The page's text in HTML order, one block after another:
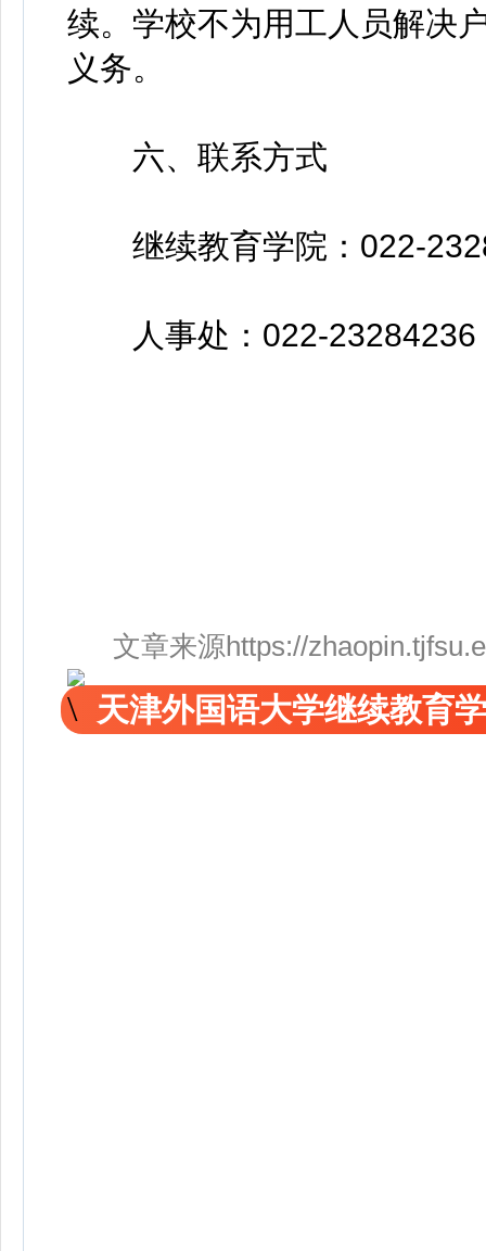
续。学校不为用工人员解决
义务。
六、联系方式
继续教育学院：022-
人事处：022-23284236
文章来源https://
天津外国语大学继续教育